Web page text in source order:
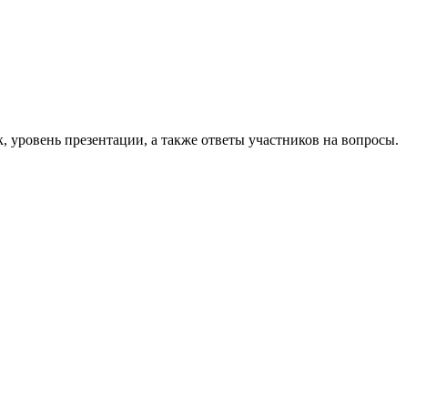
презентации, а также ответы участников на вопросы.